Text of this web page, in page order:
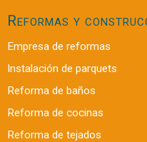
Reformas y
Empresa de reformas
Instalación de parquets
Reforma de baños
Reforma de cocinas
Reforma de tejados